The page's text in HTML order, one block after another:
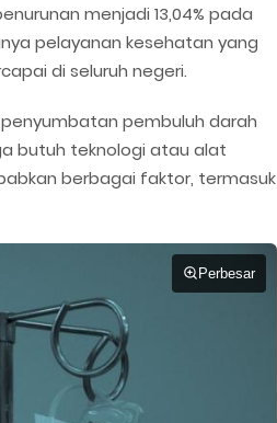
menjadi 13,04% pada
pelayanan kesehatan yang
di seluruh negeri.
pembuluh darah
butuh teknologi atau alat
berbagai faktor, termasuk
Perbesar